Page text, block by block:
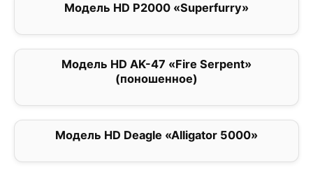
Модель HD P2000 «Superfurry»
Модель HD AK-47 «Fire Serpent»
(поношенное)
Модель HD Deagle «Alligator 5000»